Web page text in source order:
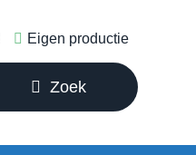
Eigen productie
Zoek